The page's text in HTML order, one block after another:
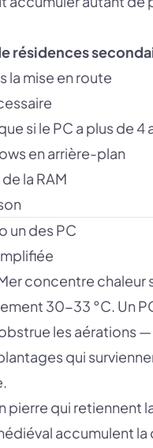
résidences
la mise en route
si le PC a plus de 4
en arrière-plan
la RAM
un des PC
concentre
30-33 °C. Un
les aérations
qui
pierre qui retiennent
accumulent